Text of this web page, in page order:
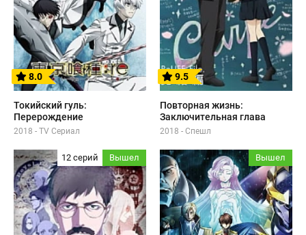
8.0
Токийский гуль:
Перерождение
2018 - TV Сериал
9.5
Повторная жизнь:
Заключительная глава
2018 - Спешл
12 серий Вышел Вышел